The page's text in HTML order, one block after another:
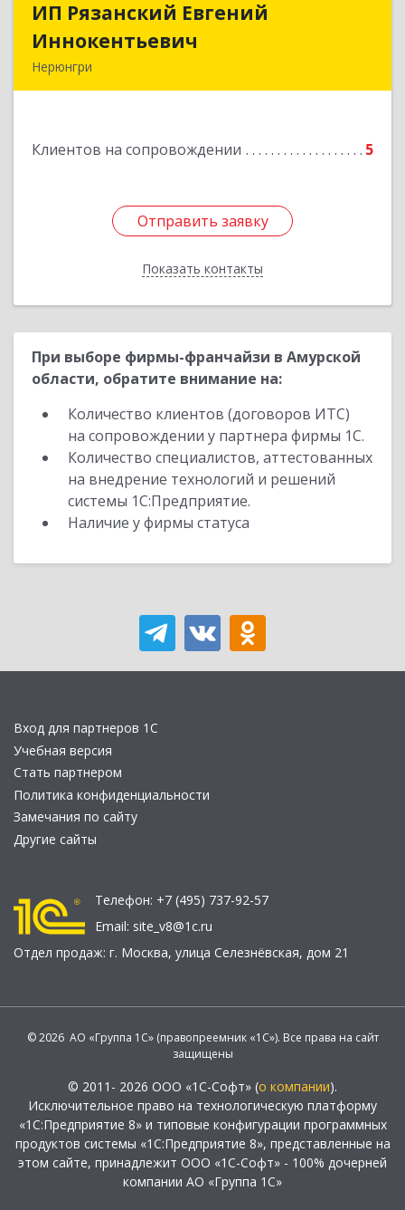
ИП Рязанский Евгений
Иннокентьевич
Нерюнгри
Клиентов на сопровождении 5
Отправить заявку
Показать контакты
ИП Рязанский Евгений
Подробнее
Отправить заявку
Назад
При выборе фирмы-франчайзи в Амурской
области, обратите внимание на:
Количество клиентов (договоров ИТС)
на сопровождении у партнера фирмы 1С.
Количество специалистов, аттестованных
на внедрение технологий и решений
системы 1С:Предприятие.
Наличие у фирмы статуса
Вход для партнеров 1С
Учебная версия
Стать партнером
Политика конфиденциальности
Замечания по сайту
Другие сайты
Телефон: +7 (495) 737-92-57
Email: site_v8@1c.ru
Отдел продаж: г. Москва, улица Селезнёвская, дом 21
© 2026 АО «Группа 1С» (правопреемник «1С»). Все права на сайт
защищены
© 2011- 2026 ООО «1С-Софт» (о компании).
Исключительное право на технологическую платформу
«1С:Предприятие 8» и типовые конфигурации программных
продуктов системы «1С:Предприятие 8», представленные на
этом сайте, принадлежит ООО «1С-Софт» - 100% дочерней
компании АО «Группа 1С»